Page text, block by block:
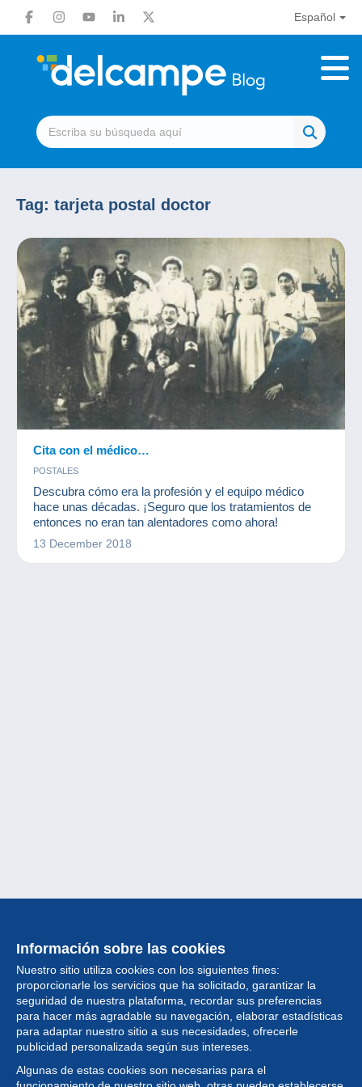
Español
Tag: tarjeta postal doctor
Cita con el médico…
POSTALES
Descubra cómo era la profesión y el equipo médico
hace unas décadas. ¡Seguro que los tratamientos de
entonces no eran tan alentadores como ahora!
13 December 2018
Información sobre las cookies
Nuestro sitio utiliza cookies con los siguientes fines:
proporcionarle los servicios que ha solicitado, garantizar la
seguridad de nuestra plataforma, recordar sus preferencias
para hacer más agradable su navegación, elaborar estadísticas
para adaptar nuestro sitio a sus necesidades, ofrecerle
publicidad personalizada según sus intereses.
Algunas de estas cookies son necesarias para el
Colección
Noticias